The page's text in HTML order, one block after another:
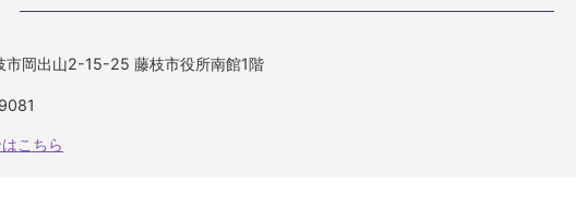
岡出山2-15-25 藤枝市役所南館1階
こちら